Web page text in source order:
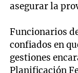
asegurar la
Funcionarios
confiados en
gestiones
Planificación